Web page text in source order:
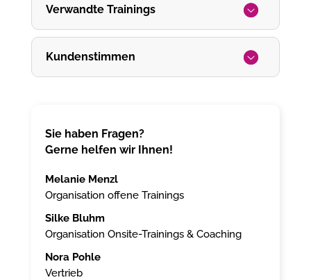
Verwandte Trainings
Kundenstimmen
Sie haben Fragen?
Gerne helfen wir Ihnen!
Melanie Menzl
Organisation offene Trainings
Silke Bluhm
Organisation Onsite-Trainings & Coaching
Nora Pohle
Vertrieb